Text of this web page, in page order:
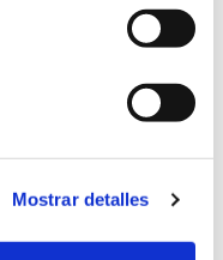
Mostrar detalles